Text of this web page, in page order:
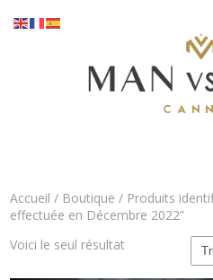
Accueil / Boutique / Produits
effectuée en Décembre 2022”
Voici le seul résultat